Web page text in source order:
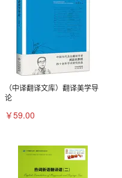
（中译翻译文库）翻译美学导
论
￥59.00